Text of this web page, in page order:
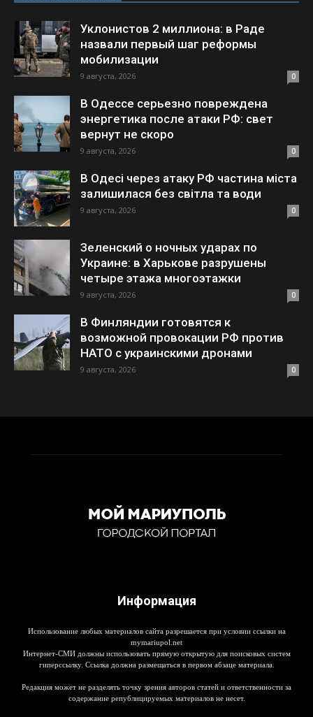
Уклонистов 2 миллиона: в Раде
назвали первый шаг реформы
мобилизации
9 августа, 2026 0
В Одессе серьезно повреждена
энергетика после атаки РФ: свет
вернут не скоро
9 августа, 2026 0
В Одесі через атаку РФ частина міста
залишилася без світла та води
9 августа, 2026 0
Зеленский о ночных ударах по
Украине: в Харькове разрушены
четыре этажа многоэтажки
9 августа, 2026 0
В Финляндии готовятся к
возможной провокации РФ против
НАТО с украинскими дронами
9 августа, 2026 0
Информация
Использование любых материалов сайта разрешается при условии ссылки на
mymariupol.net
Интернет-СМИ должны использовать прямую открытую для поисковых систем
гиперссылку. Ссылка должна размещаться в первом абзаце материала.
Редакция может не разделять точку зрения авторов статей и ответственности за
содержание републицируемых материалов не несет.